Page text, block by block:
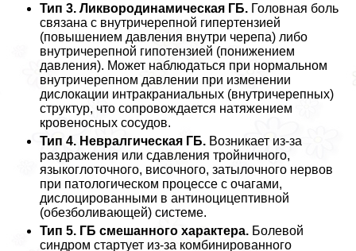
Тип 3. Ликвородинамическая ГБ. Головная боль
связана с внутричерепной гипертензией
(повышением давления внутри черепа) либо
внутричерепной гипотензией (понижением
давления). Может наблюдаться при нормальном
внутричерепном давлении при изменении
дислокации интpaкраниальных (внутричерепных)
структур, что сопровождается натяжением
кровеносных сосудов.
Тип 4. Невралгическая ГБ. Возникает из-за
раздражения или сдавления тройничного,
языкоглоточного, височного, затылочного нервов
при патологическом процессе с очагами,
дислоцированными в антиноцицептивной
(обезболивающей) системе.
Тип 5. ГБ смешанного хаpaктера. Болевой
синдром стартует из-за комбинированного